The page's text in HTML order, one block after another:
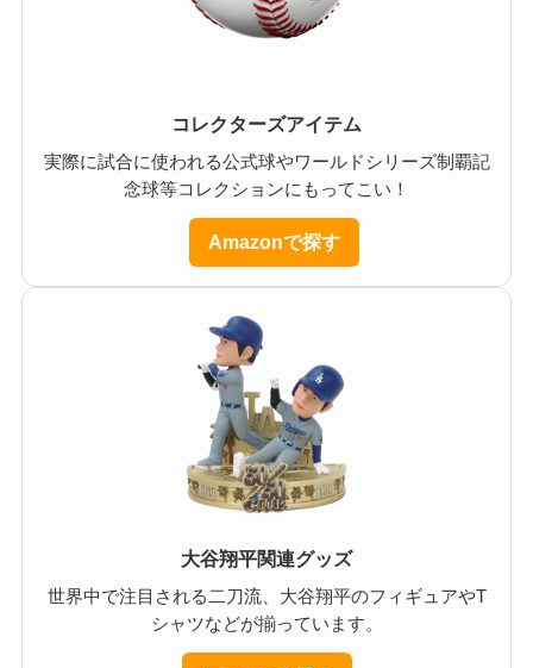
コレクターズアイテム
実際に試合に使われる公式球やワールドシリーズ制覇記
念球等コレクションにもってこい！
Amazonで探す
大谷翔平関連グッズ
世界中で注目される二刀流、大谷翔平のフィギュアやT
シャツなどが揃っています。